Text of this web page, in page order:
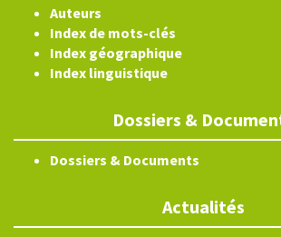
Auteurs
Index de mots-clés
Index géographique
Index linguistique
Dossiers &
Dossiers & Documents
Actualités